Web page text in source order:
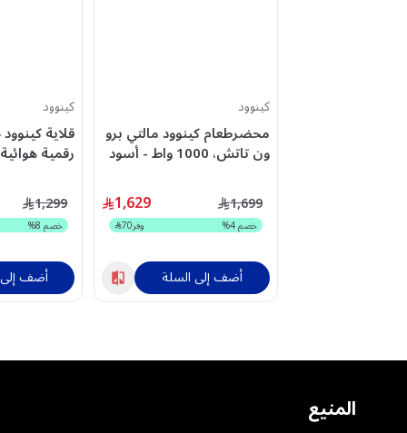
كينوود
محضرطعام كينوود مالتي برو
ون تاتش، 1000 واط - أسود
1,629 1,699
خصم4
% وفر70
أضف إلى السلة
كينوود
قلاية
1,299
خصم8
%
أضف
المنيع